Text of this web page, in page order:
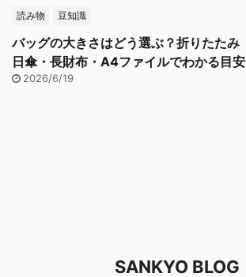
読み物 豆知識
バッグの大きさはどう選ぶ？折りたたみ
日傘・長財布・A4ファイルでわかる目安
2026/6/19
SANKYO BLOG